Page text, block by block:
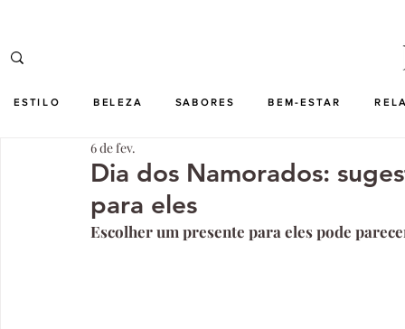
ESTILO BELEZA SABORES BEM-ESTAR
Dia dos Namorados:
para eles
6 de fev.
Escolher um presente para eles pode